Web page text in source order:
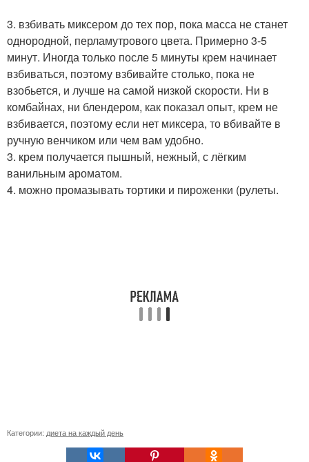
3. взбивать миксером до тех пор, пока масса не станет
однородной, перламутрового цвета. Примерно 3-5
минут. Иногда только после 5 минуты крем начинает
взбиваться, поэтому взбивайте столько, пока не
взобьется, и лучше на самой низкой скорости. Ни в
комбайнах, ни блендером, как показал опыт, крем не
взбивается, поэтому если нет миксера, то вбивайте в
ручную венчиком или чем вам удобно.
3. крем получается пышный, нежный, с лёгким
ванильным ароматом.
4. можно промазывать тортики и пироженки (рулеты.
Категории: диета на каждый день